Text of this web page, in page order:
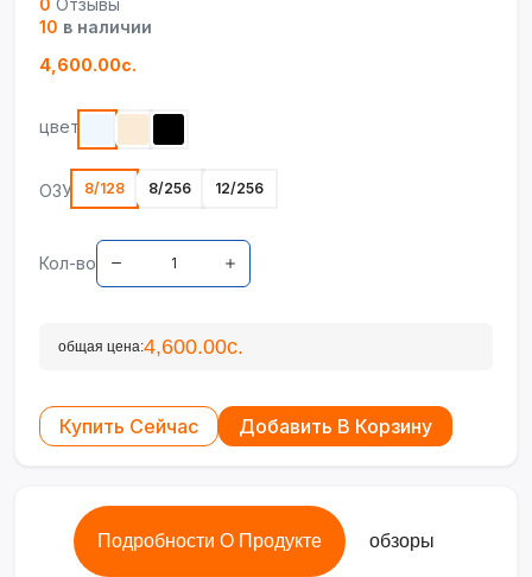
10 в наличии
4,600.00с.
цвет
ОЗУ 8/128 8/256 12/256
Кол-во
общая цена:4,600.00с.
Купить Сейчас Добавить В Корзину
Подробности О Продукте обзоры